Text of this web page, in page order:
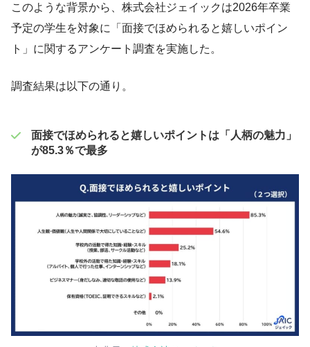
このような背景から、株式会社ジェイックは2026年卒業
予定の学生を対象に「面接でほめられると嬉しいポイン
ト」に関するアンケート調査を実施した。
調査結果は以下の通り。
面接でほめられると嬉しいポイントは「人柄の魅力」
が85.3％で最多